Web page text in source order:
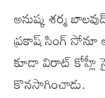
అనుష్క శర్మ
ప్రకాష్ సింగ్ సోనూ
కూడా విరాట్ కోహ్లీ
కొనసాగించాడు.